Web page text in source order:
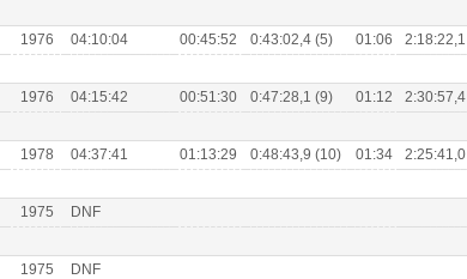
1976 04:10:04 00:45:52 0:43:02,4 (5) 01:06
1976 04:15:42 00:51:30 0:47:28,1 (9) 01:12
1978 04:37:41 01:13:29 0:48:43,9 (10) 01:34
1975 DNF
1975 DNF